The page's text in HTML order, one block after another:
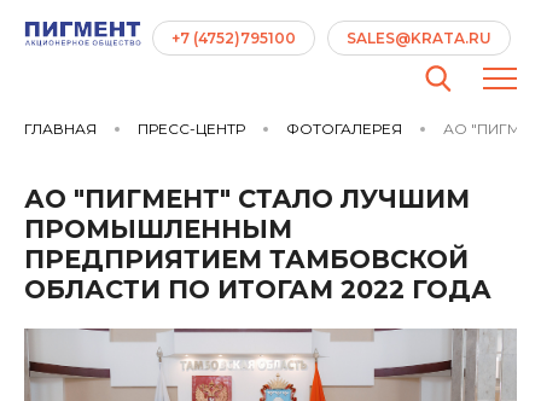
+7 (4752)795100 SALES@KRATA.RU
ГЛАВНАЯ ПРЕСС-ЦЕНТР ФОТОГАЛЕРЕЯ АО
АО "ПИГМЕНТ" СТАЛО ЛУЧШИМ
ПРОМЫШЛЕННЫМ
ПРЕДПРИЯТИЕМ ТАМБОВСКОЙ
ОБЛАСТИ ПО ИТОГАМ 2022 ГОДА